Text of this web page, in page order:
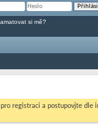
si mě?
registraci a postupovjte dle